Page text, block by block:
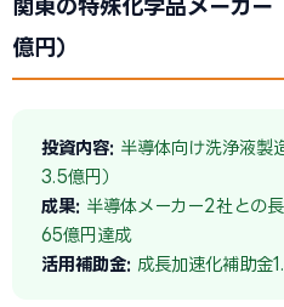
関東の特殊化学品メーカ
億円）
投資内容: 半導体向け洗浄液製
3.5億円）
成果: 半導体メーカー2社との
65億円達成
活用補助金: 成長加速化補助金